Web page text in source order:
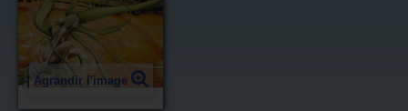
Agrandir l'image